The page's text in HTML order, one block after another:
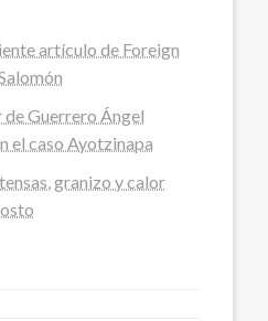
artículo de Foreign
Guerrero Ángel
el caso Ayotzinapa
granizo y calor